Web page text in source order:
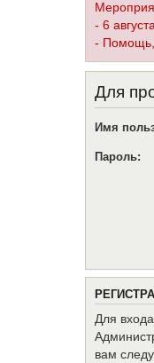
- 6
- Помощь,
Для
Имя
Пароль:
РЕГИСТРА
Для
вам